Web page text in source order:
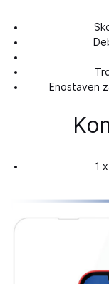
Enostaven
1